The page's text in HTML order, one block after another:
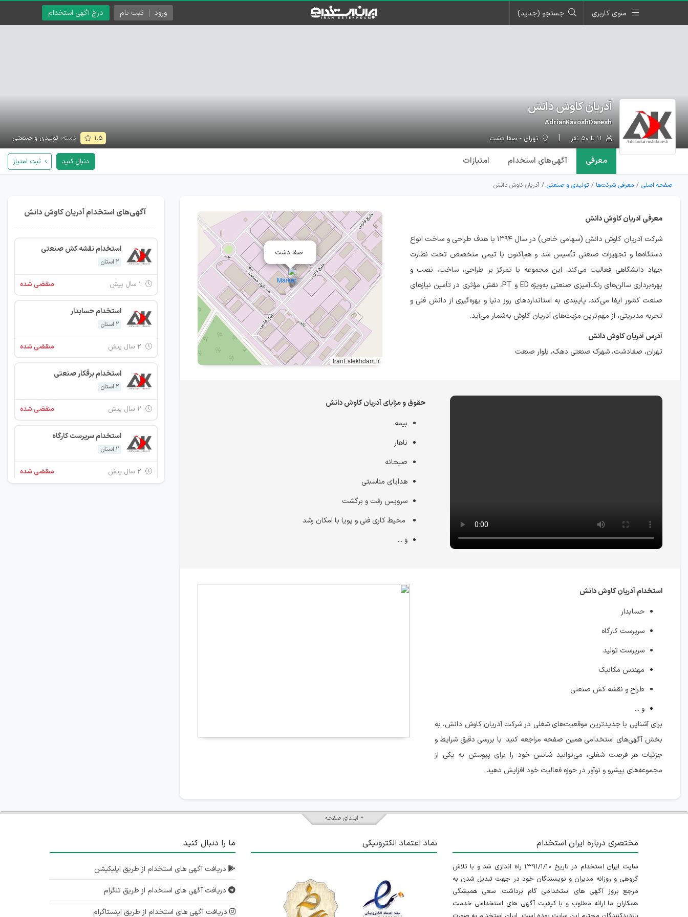
منوی کاربری جستجو (جدید) درج آگهی استخدام ورود ثبت نام
آدریان کاوش دانش
AdrianKavoshDanesh
تهران - صفا دشت ۱.۵ دسته: تولیدی و صنعتی
معرفی آگهی‌های استخدام امتیازات دنبال کنید ثبت امتیاز
صفحه اصلی معرفی شرکت‌ها تولیدی و صنعتی آدریان کاوش دانش
معرفی آدریان کاوش دانش
شرکت آدریان کاوش دانش (سهامی خاص) در سال ۱۳۹۴ با هدف طراحی و ساخت انواع
دستگاه‌ها و تجهیزات صنعتی تأسیس شد و هم‌اکنون با تیمی متخصص تحت نظارت
جهاد دانشگاهی فعالیت می‌کند. این مجموعه با تمرکز بر طراحی، ساخت، نصب و
بهره‌برداری سالن‌های رنگ‌آمیزی صنعتی به‌ویژه ED و PT، نقش مؤثری در تأمین نیازهای
صنعت کشور ایفا می‌کند. پایبندی به استانداردهای روز دنیا و بهره‌گیری از دانش فنی و
تجربه مدیریتی، از مهم‌ترین مزیت‌های آدریان کاوش به‌شمار می‌آید.
آدرس آدریان کاوش دانش
تهران، صفادشت، شهرک صنعتی دهک، بلوار صنعت
صفا دشت
IranEstekhdam.ir
حقوق و مزایای آدریان کاوش دانش
بیمه
ناهار
صبحانه
هدایای مناسبتی
سرویس رفت و برگشت
محیط کاری فنی و پویا با امکان رشد
و ...
استخدام آدریان کاوش دانش
حسابدار
سرپرست کارگاه
سرپرست تولید
مهندس مکانیک
طراح و نقشه کش صنعتی
و ...
برای آشنایی با جدیدترین موقعیت‌های شغلی در شرکت آدریان کاوش دانش، به
بخش آگهی‌های استخدامی همین صفحه مراجعه کنید. با بررسی دقیق شرایط و
جزئیات هر فرصت شغلی، می‌توانید شانس خود را برای پیوستن به یکی از
مجموعه‌های پیشرو و نوآور در حوزه فعالیت خود افزایش دهید.
آگهی‌های استخدام آدریان کاوش دانش
استخدام نقشه کش صنعتی
2 استان
منقضی شده
استخدام حسابدار
2 استان
منقضی شده
استخدام برقکار صنعتی
2 استان
منقضی شده
استخدام سرپرست کارگاه
2 استان
منقضی شده
ابتدای صفحه
مختصری درباره ایران استخدام
سایت ایران استخدام در تاریخ ۱۳۹۱/۱/۱۰ راه اندازی شد و با تلاش
گروهی و روزانه مدیران و نویسندگان خود در جهت تبدیل شدن به
مرجع بروز آگهی های استخدامی گام برداشت. سعی همیشگی
همکاران ما ارائه مطلوب و با کیفیت آگهی های استخدامی خدمت
نماد اعتماد الکترونیکی ما را دنبال کنید
دریافت آگهی های استخدام از طریق اپلیکیشن
دریافت آگهی های استخدام از طریق تلگرام
دریافت آگهی های استخدام از طریق اینستاگرام